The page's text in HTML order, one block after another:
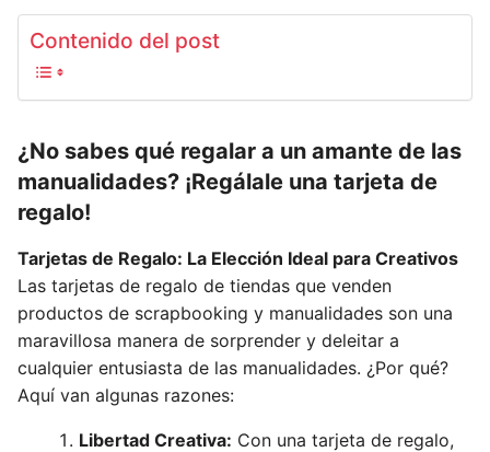
Contenido del post
¿No sabes qué regalar a un amante de las
manualidades? ¡Regálale una tarjeta de
regalo!
Tarjetas de Regalo: La Elección Ideal para Creativos
Las tarjetas de regalo de tiendas que venden
productos de scrapbooking y manualidades son una
maravillosa manera de sorprender y deleitar a
cualquier entusiasta de las manualidades. ¿Por qué?
Aquí van algunas razones:
Libertad Creativa: Con una tarjeta de regalo,